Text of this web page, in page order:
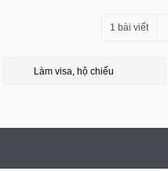
1 bài viết